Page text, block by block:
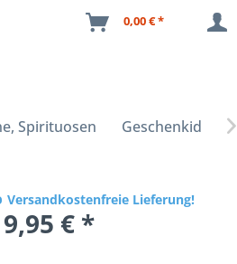
0,00 € *
Spirituosen Geschenkideen
9,95 € *
Versandkostenfreie Lieferung!